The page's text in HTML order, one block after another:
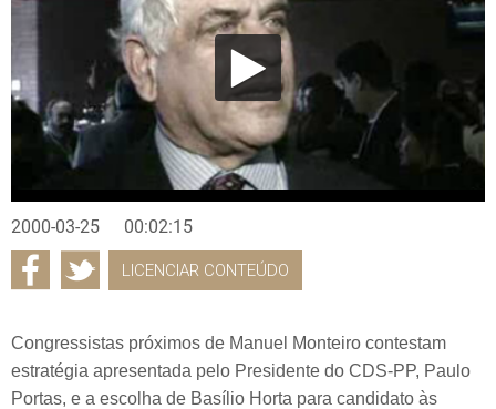
2000-03-25 00:02:15
LICENCIAR CONTEÚDO
Congressistas próximos de Manuel Monteiro contestam
estratégia apresentada pelo Presidente do CDS-PP, Paulo
Portas, e a escolha de Basílio Horta para candidato às